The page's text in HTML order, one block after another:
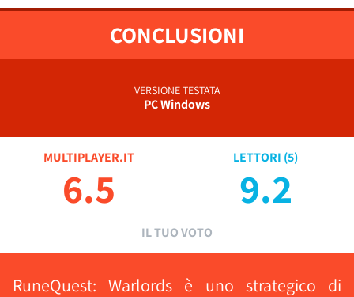
CONCLUSIONI
VERSIONE TESTATA
PC Windows
MULTIPLAYER.IT
6.5
LETTORI (5)
9.2
IL TUO VOTO
RuneQuest: Warlords è uno strategico di